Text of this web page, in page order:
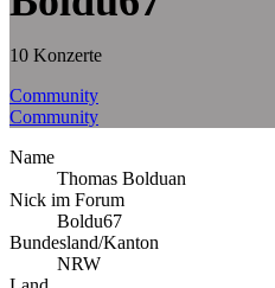
10 Konzerte
Community
Community
Name
Thomas Bolduan
Nick im Forum
Boldu67
Bundesland/Kanton
NRW